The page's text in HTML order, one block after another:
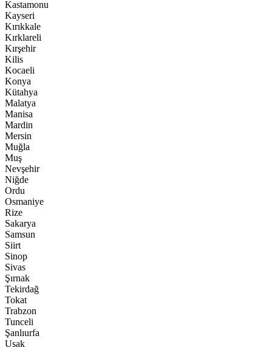
Kastamonu
Kayseri
Kırıkkale
Kırklareli
Kırşehir
Kilis
Kocaeli
Konya
Kütahya
Malatya
Manisa
Mardin
Mersin
Muğla
Muş
Nevşehir
Niğde
Ordu
Osmaniye
Rize
Sakarya
Samsun
Siirt
Sinop
Sivas
Şırnak
Tekirdağ
Tokat
Trabzon
Tunceli
Şanlıurfa
Uşak